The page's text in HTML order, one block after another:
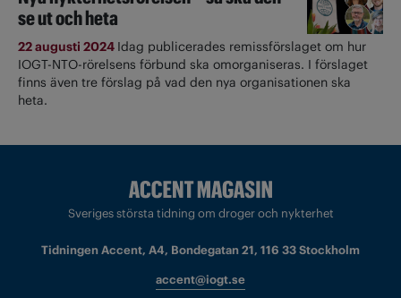
se ut och heta
22 augusti 2024 Idag publicerades remissförslaget om hur
IOGT-NTO-rörelsens förbund ska omorganiseras. I förslaget
finns även tre förslag på vad den nya organisationen ska
heta.
Sveriges största tidning om droger och nykterhet
Tidningen Accent, A4, Bondegatan 21, 116 33 Stockholm
accent@iogt.se